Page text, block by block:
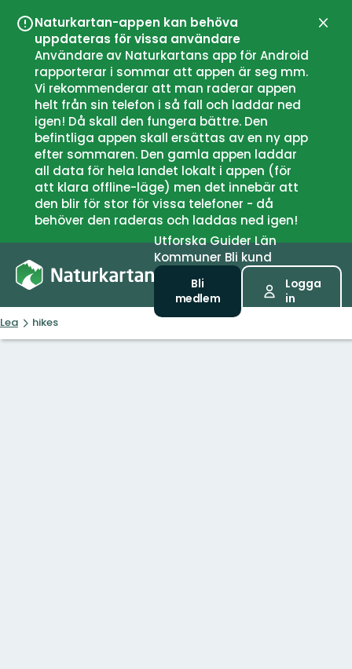
Naturkartan-appen kan behöva
uppdateras för vissa användare
Användare av Naturkartans app för Android
rapporterar i sommar att appen är seg mm.
Vi rekommenderar att man raderar appen
helt från sin telefon i så fall och laddar ned
igen! Då skall den fungera bättre. Den
befintliga appen skall ersättas av en ny app
efter sommaren. Den gamla appen laddar
all data för hela landet lokalt i appen (för
att klara offline-läge) men det innebär att
den blir för stor för vissa telefoner - då
behöver den raderas och laddas ned igen!
UtforskaGuiderLän
Kommuner Bli kund
Bli
medlem
Logga
in
Lea hikes